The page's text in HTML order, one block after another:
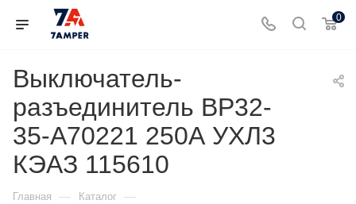
0
Выключатель-
разъединитель ВР32-
35-А70221 250А УХЛ3
КЭАЗ 115610
Главная — Каталог —